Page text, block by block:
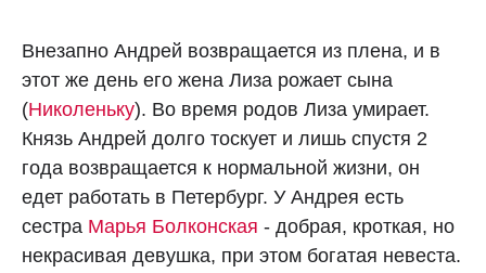
Внезапно Андрей возвращается из плена, и в
этот же день его жена Лиза рожает сына
(Николеньку). Во время родов Лиза умирает.
Князь Андрей долго тоскует и лишь спустя 2
года возвращается к нормальной жизни, он
едет работать в Петербург. У Андрея есть
сестра Марья Болконская - добрая, кроткая, но
некрасивая девушка, при этом богатая невеста.